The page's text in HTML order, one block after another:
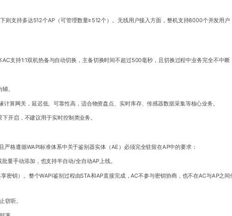
则支持多达512个AP（可管理数量≥512个）。无线用户接入方面，整机支持8000个并发用
支持1:1双机热备与自动切换，主备切换时间不超过500毫秒，且切换过程中业务完全不中断
。
算网关，延迟低、可靠性高，适合物资盘点、实时库存、传感器数据采集等核心业务。
开启，不建议用于实时控制类业务。
格遵循WAPI标准体系中关于鉴别器实体（AE）必须完全驻留在AP中的要求：
量手动添加，也支持半自动/全自动AP上线。
密钥）。整个WAPI鉴别过程由STA和AP直接完成，AC不参与密钥协商，也不在AC与AP之
窃听。